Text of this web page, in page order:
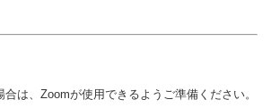
は、Zoomが使用できるようご準備ください。